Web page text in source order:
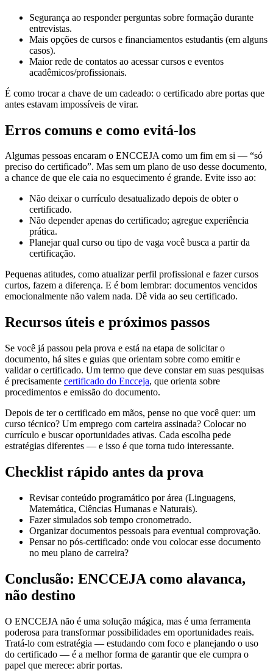
Segurança ao responder perguntas sobre formação durante
entrevistas.
Mais opções de cursos e financiamentos estudantis (em alguns
casos).
Maior rede de contatos ao acessar cursos e eventos
acadêmicos/profissionais.
É como trocar a chave de um cadeado: o certificado abre portas que
antes estavam impossíveis de virar.
Erros comuns e como evitá-los
Algumas pessoas encaram o ENCCEJA como um fim em si — “só
preciso do certificado”. Mas sem um plano de uso desse documento,
a chance de que ele caia no esquecimento é grande. Evite isso ao:
Não deixar o currículo desatualizado depois de obter o
certificado.
Não depender apenas do certificado; agregue experiência
prática.
Planejar qual curso ou tipo de vaga você busca a partir da
certificação.
Pequenas atitudes, como atualizar perfil profissional e fazer cursos
curtos, fazem a diferença. E é bom lembrar: documentos vencidos
emocionalmente não valem nada. Dê vida ao seu certificado.
Recursos úteis e próximos passos
Se você já passou pela prova e está na etapa de solicitar o
documento, há sites e guias que orientam sobre como emitir e
validar o certificado. Um termo que deve constar em suas pesquisas
é precisamente certificado do Encceja, que orienta sobre
procedimentos e emissão do documento.
Depois de ter o certificado em mãos, pense no que você quer: um
curso técnico? Um emprego com carteira assinada? Colocar no
currículo e buscar oportunidades ativas. Cada escolha pede
estratégias diferentes — e isso é que torna tudo interessante.
Checklist rápido antes da prova
Revisar conteúdo programático por área (Linguagens,
Matemática, Ciências Humanas e Naturais).
Fazer simulados sob tempo cronometrado.
Organizar documentos pessoais para eventual comprovação.
Pensar no pós-certificado: onde vou colocar esse documento
no meu plano de carreira?
Conclusão: ENCCEJA como alavanca,
não destino
O ENCCEJA não é uma solução mágica, mas é uma ferramenta
poderosa para transformar possibilidades em oportunidades reais.
Tratá-lo com estratégia — estudando com foco e planejando o uso
do certificado — é a melhor forma de garantir que ele cumpra o
papel que merece: abrir portas.